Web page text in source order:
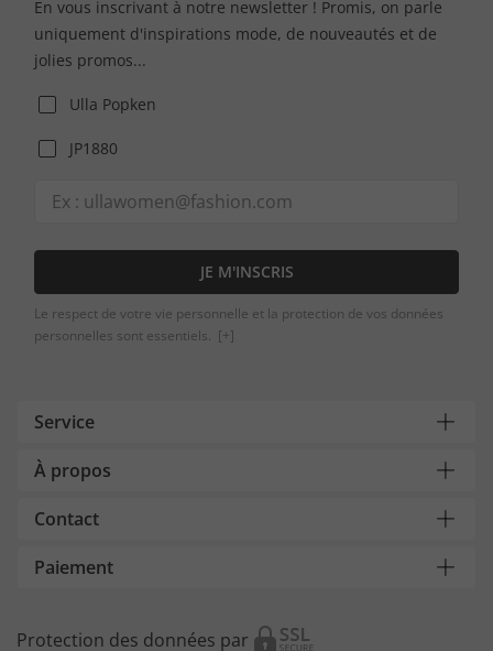
En vous inscrivant à notre newsletter ! Promis, on parle
uniquement d'inspirations mode, de nouveautés et de
jolies promos...
Ulla Popken
JP1880
JE M'INSCRIS
Le respect de votre vie personnelle et la protection de vos données
personnelles sont essentiels. [+]
Service
À propos
Contact
Paiement
Protection des données par